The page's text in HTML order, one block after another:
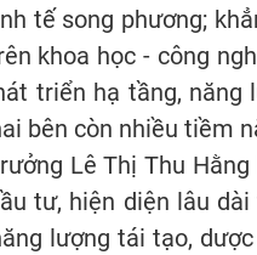
tế song phương;
khoa học - công
triển hạ tầng, năng
bên còn nhiều tiềm
Lê Thị Thu
tư, hiện diện lâu
lượng tái tạo,